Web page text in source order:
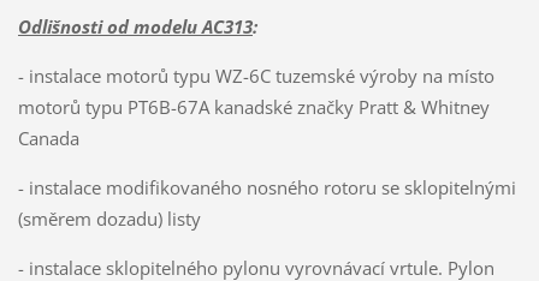
Odlišnosti od modelu AC313:
- instalace motorů typu WZ-6C tuzemské výroby na místo
motorů typu PT6B-67A kanadské značky Pratt & Whitney
Canada
- instalace modifikovaného nosného rotoru se sklopitelnými
(směrem dozadu) listy
- instalace sklopitelného pylonu vyrovnávací vrtule. Pylon